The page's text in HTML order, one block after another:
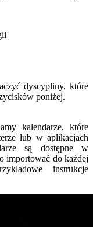
dyscypliny, które
poniżej.
kalendarze, które
lub w aplikacjach
są dostępne w
importować do każdej
instrukcje